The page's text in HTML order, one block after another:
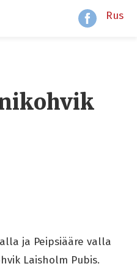
Rus
ja Peipsiääre valla
Laisholm Pubis.